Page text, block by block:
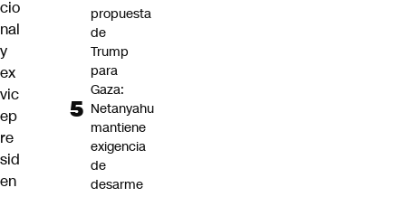
cio
nal
y
ex
vic
ep
re
sid
en
propuesta
de
Trump
para
Gaza:
Netanyahu
mantiene
exigencia
de
desarme